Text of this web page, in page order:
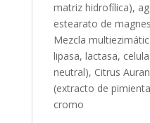
matriz hidrofílica),
estearato de
Mezcla
lipasa, lactasa,
neutral), Citrus
(extracto de
cromo